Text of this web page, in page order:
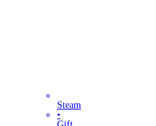
Steam
•